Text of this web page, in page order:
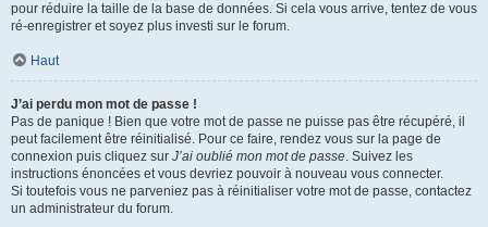
pour réduire la taille de la base de données. Si cela vous arrive, tentez de vous
ré-enregistrer et soyez plus investi sur le forum.
Haut
J’ai perdu mon mot de passe !
Pas de panique ! Bien que votre mot de passe ne puisse pas être récupéré, il
peut facilement être réinitialisé. Pour ce faire, rendez vous sur la page de
connexion puis cliquez sur J’ai oublié mon mot de passe. Suivez les
instructions énoncées et vous devriez pouvoir à nouveau vous connecter.
Si toutefois vous ne parveniez pas à réinitialiser votre mot de passe, contactez
un administrateur du forum.